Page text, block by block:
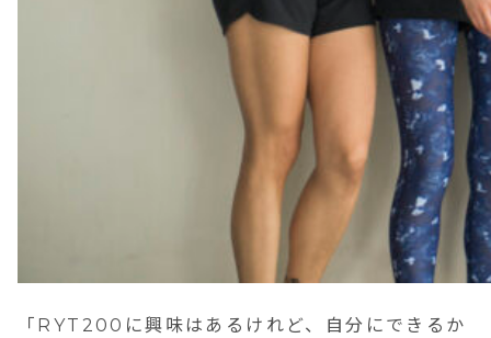
「RYT200に興味はあるけれど、自分にできるか